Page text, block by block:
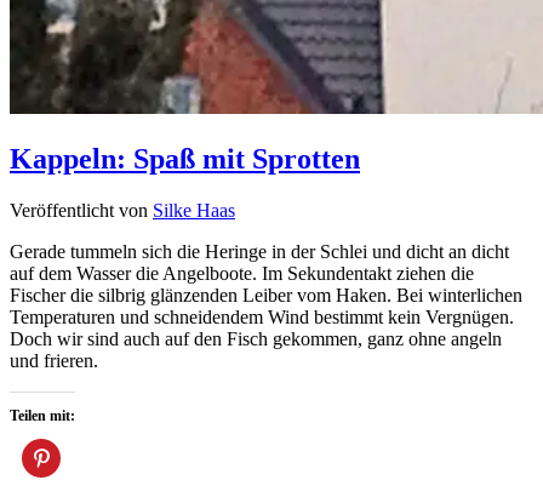
Kappeln: Spaß mit Sprotten
Veröffentlicht von Silke Haas
Gerade tummeln sich die Heringe in der Schlei und dicht an dicht
auf dem Wasser die Angelboote. Im Sekundentakt ziehen die
Fischer die silbrig glänzenden Leiber vom Haken. Bei winterlichen
Temperaturen und schneidendem Wind bestimmt kein Vergnügen.
Doch wir sind auch auf den Fisch gekommen, ganz ohne angeln
und frieren.
Teilen mit: